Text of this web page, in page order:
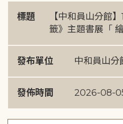
標題
【中和員山分館
籤》主題書展「
發布單位 中和員山分
發佈時間 2026-08-